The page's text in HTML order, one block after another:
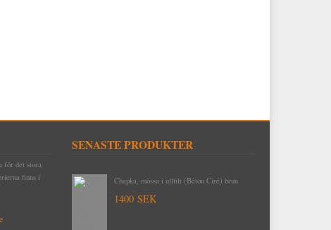
för det stora
finns i
SENASTE PRODUKTER
49 stycken)
425 SEK